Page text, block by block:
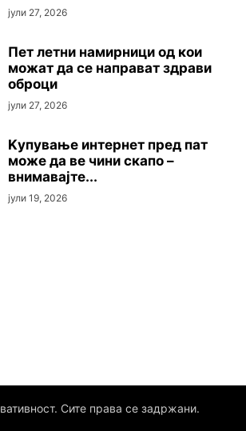
јули 27, 2026
Пет летни намирници од кои
можат да се направат здрави
оброци
јули 27, 2026
Kупување интернет пред пат
може да ве чини скапо –
внимавајте...
јули 19, 2026
Сите права се задржани.